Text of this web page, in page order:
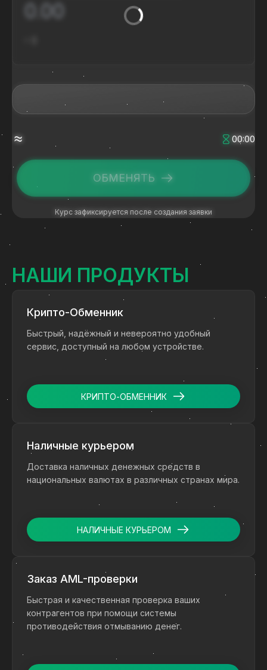
≈ 00:00
ОБМЕНЯТЬ
Курс зафиксируется после создания заявки
НАШИ ПРОДУКТЫ
Крипто-Обменник
Быстрый, надёжный и невероятно удобный
сервис, доступный на любом устройстве.
КРИПТО-ОБМЕННИК
Наличные курьером
Доставка наличных денежных средств в
национальных валютах в различных странах мира.
НАЛИЧНЫЕ КУРЬЕРОМ
Заказ AML-проверки
Быстрая и качественная проверка ваших
контрагентов при помощи системы
противодействия отмыванию денег.